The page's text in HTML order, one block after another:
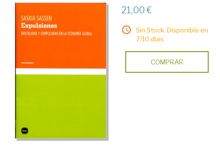
21,00 €
Sin Stock. Disponible en
7/10 días.
COMPRAR